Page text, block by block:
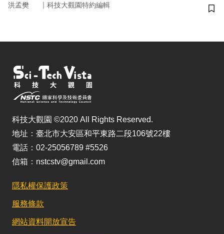
洪孟樊 ｜ 科技大觀園特約編輯
儲
科技大觀園 ©2020 All Rights Reserved.
地址：臺北市大安區和平東路二段106號22樓
電話：02-25056789 #5526
信箱：nstcstv@gmail.com
隱私權保護政策
服務條款
網站資料開放宣告